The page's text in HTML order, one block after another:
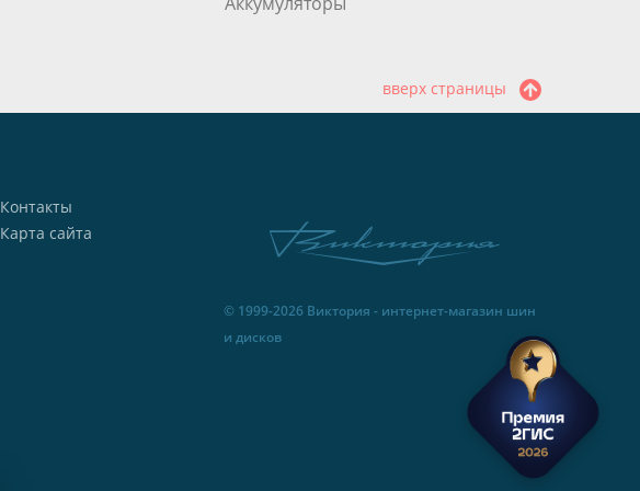
вверх страницы
Контакты
Карта сайта
© 1999-2026 Виктория - интернет-магазин шин
и дисков